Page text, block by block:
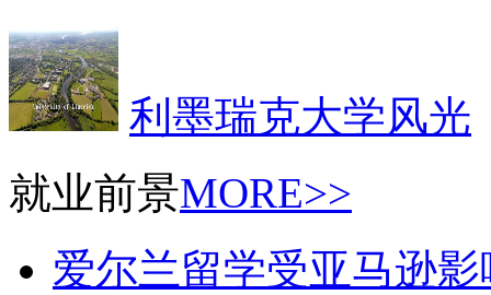
利墨瑞克大学风光
就业前景MORE>>
爱尔兰留学受亚马逊